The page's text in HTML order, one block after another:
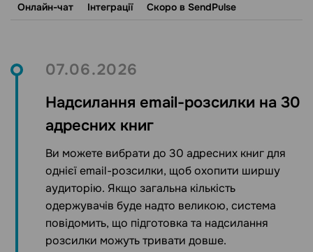
Онлайн-чат Інтеграції Скоро в SendPulse
07.06.2026
Надсилання email-розсилки на 30
адресних книг
Ви можете вибрати до 30 адресних книг для
однієї email-розсилки, щоб охопити ширшу
аудиторію. Якщо загальна кількість
одержувачів буде надто великою, система
повідомить, що підготовка та надсилання
розсилки можуть тривати довше.